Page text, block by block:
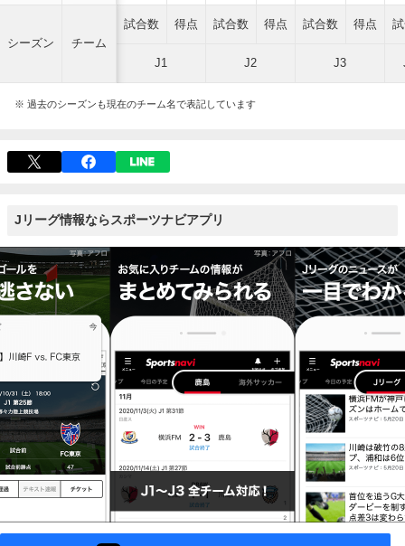
シーズン チーム
試合数 得点 試合数 得点 試合数 得点
J1 J2 J3
※ 過去のシーズンも現在のチーム名で表記しています
Jリーグ情報ならスポーツナビアプリ